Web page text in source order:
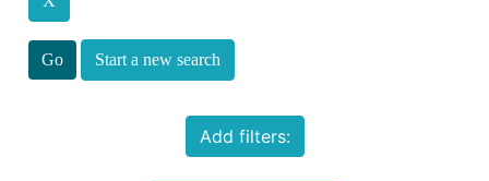
Start a new search
Add filters: